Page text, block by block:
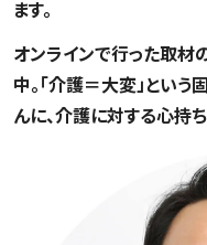
ます。
オンラインで行った取材
中。「介護＝大変」とい
んに、介護に対する心持